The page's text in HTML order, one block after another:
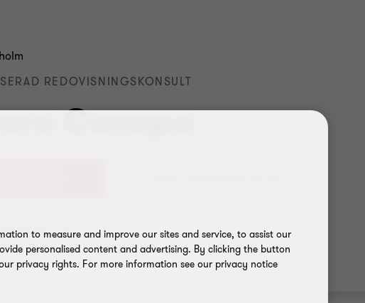
Canepa
REDOVISNINGSKONSULT
to measure and improve our sites and service, to assist our
personalised content and advertising. By clicking the button
privacy rights. For more information see our privacy notice